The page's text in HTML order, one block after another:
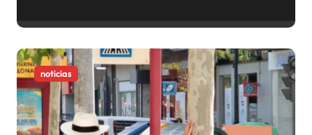
noticias